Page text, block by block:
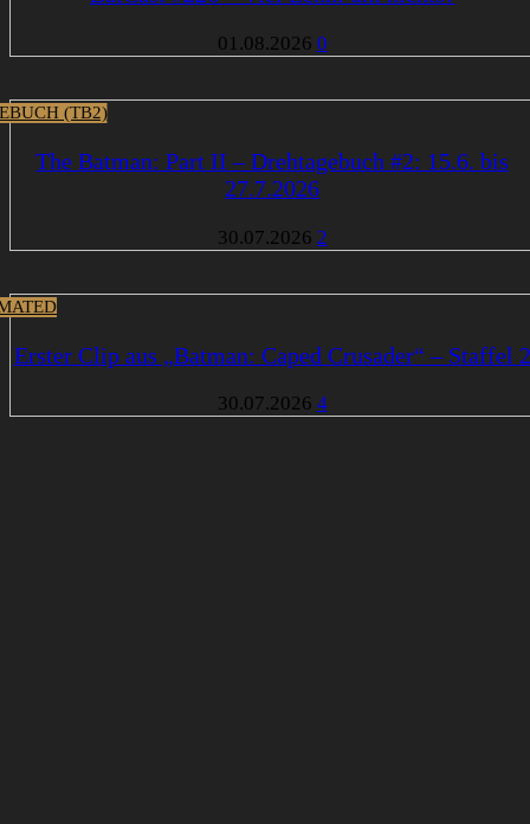
01.08.2026 0
(TB2)
The Batman: Part II – Drehtagebuch #2: 15.6. bis
27.7.2026
30.07.2026 2
Erster Clip aus „Batman: Caped Crusader“ – Staffel 2
30.07.2026 4